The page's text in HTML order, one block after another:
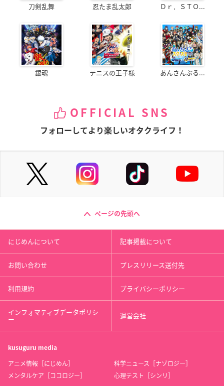
刀剣乱舞 忍たま乱太郎 Ｄｒ．ＳＴＯ...
銀魂 テニスの王子様 あんさんぶる...
OFFICIAL SNS
フォローしてより楽しいオタクライフ！
ページの先頭へ
にじめんについて 記事掲載について
お問い合わせ プレスリリース送付先
利用規約 プライバシーポリシー
インフォマティブデータポリシ
ー 運営会社
kusuguru media
アニメ情報［にじめん］
科学ニュース［ナゾロジー］
メンタルケア［ココロジー］
心理テスト［シンリ］